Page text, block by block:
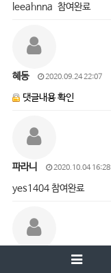
leeahnna 참여완료
혜동 2020.09.24 22:07
댓글내용 확인
파라니 2020.10.04 16:28
yes1404 참여완료
2020.10.05 15:01